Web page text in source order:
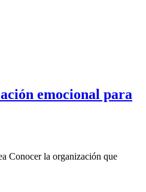
emocional para
Conocer la organización que